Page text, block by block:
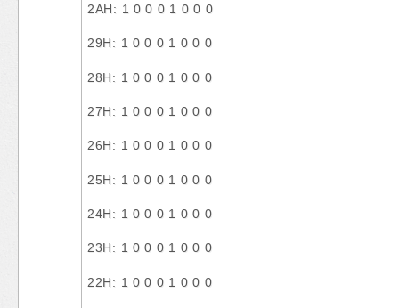
2AH: 1 0 0 0 1 0 0 0
29H: 1 0 0 0 1 0 0 0
28H: 1 0 0 0 1 0 0 0
27H: 1 0 0 0 1 0 0 0
26H: 1 0 0 0 1 0 0 0
25H: 1 0 0 0 1 0 0 0
24H: 1 0 0 0 1 0 0 0
23H: 1 0 0 0 1 0 0 0
22H: 1 0 0 0 1 0 0 0